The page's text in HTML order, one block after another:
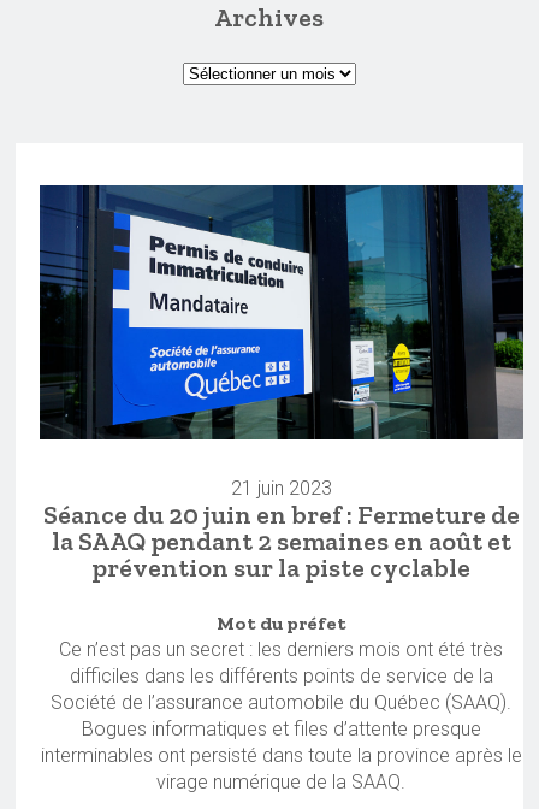
Archives
21 juin 2023
Séance du 20 juin en bref : Fermeture de
la SAAQ pendant 2 semaines en août et
prévention sur la piste cyclable
Mot du préfet
Ce n’est pas un secret : les derniers mois ont été très
difficiles dans les différents points de service de la
Société de l’assurance automobile du Québec (SAAQ).
Bogues informatiques et files d’attente presque
interminables ont persisté dans toute la province après le
virage numérique de la SAAQ.